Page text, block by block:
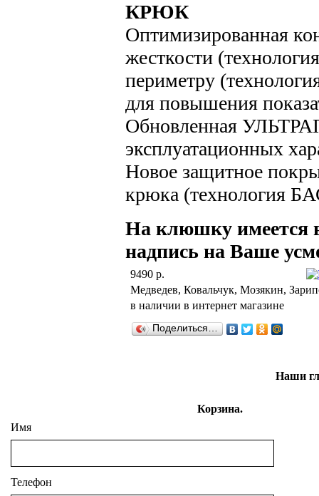
КРЮК
Оптимизированная
жесткости
периметру
для повышения
Обновленная
эксплуатационных
Новое защитное
крюка (технология
На клюшку имеется
надпись на Ваше
9490 р.
Медведев, Ковальчук, Мозякин,
в наличии в интернет магазине
Поделиться…
Наши
Корзина.
Имя
Телефон